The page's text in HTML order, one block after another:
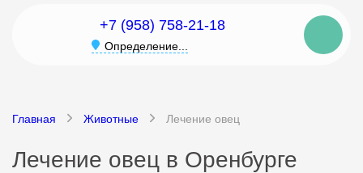
+7 (958) 758-21-18
Определение...
Главная Животные Лечение овец
Лечение овец в Оренбурге